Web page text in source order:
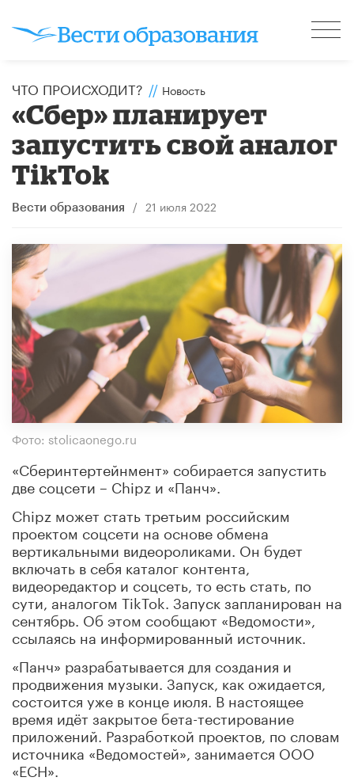
ЧТО ПРОИСХОДИТ? // Новость
«Сбер» планирует
запустить свой аналог
TikTok
Вести образования / 21 июля 2022
Фото: stolicaonego.ru
«Сберинтертейнмент» собирается запустить
две соцсети – Chipz и «Панч».
Chipz может стать третьим российским
проектом соцсети на основе обмена
вертикальными видеороликами. Он будет
включать в себя каталог контента,
видеоредактор и соцсеть, то есть стать, по
сути, аналогом TikTok. Запуск запланирован на
сентябрь. Об этом сообщают «Ведомости»,
ссылаясь на информированный источник.
«Панч» разрабатывается для создания и
продвижения музыки. Запуск, как ожидается,
состоится уже в конце июля. В настоящее
время идёт закрытое бета-тестирование
приложений. Разработкой проектов, по словам
источника «Ведомостей», занимается ООО
«ЕСН».